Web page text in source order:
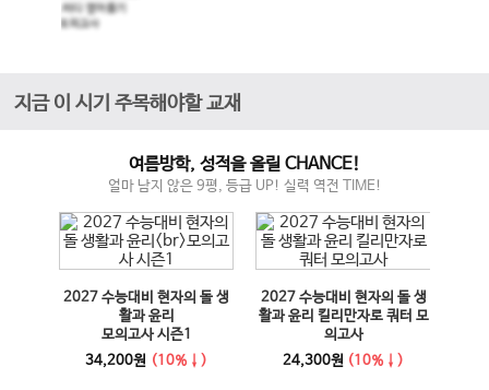
메가스터디 영어듣기
모의고사
이전 슬라이드
지금 이 시기 주목해야할 교재
여름방학, 성적을 올릴 CHANCE!
얼마 남지 않은 9평, 등급 UP! 실력 역전 TIME!
2027 수능대비 현자의 돌 생
활과 윤리
모의고사 시즌1
34,200원 (10%↓)
2027 수능대비 현자의 돌 생
활과 윤리 킬리만자로 쿼터 모
의고사
24,300원 (10%↓)
이전 슬라이드 다음 슬라이드